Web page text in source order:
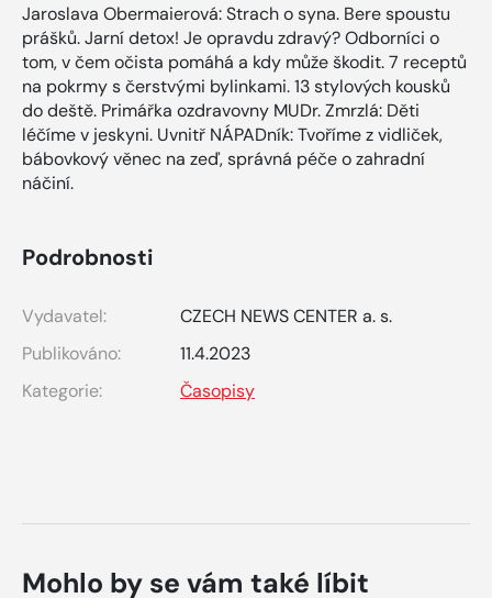
Jaroslava Obermaierová: Strach o syna. Bere spoustu
prášků. Jarní detox! Je opravdu zdravý? Odborníci o
tom, v čem očista pomáhá a kdy může škodit. 7 receptů
na pokrmy s čerstvými bylinkami. 13 stylových kousků
do deště. Primářka ozdravovny MUDr. Zmrzlá: Děti
léčíme v jeskyni. Uvnitř NÁPADník: Tvoříme z vidliček,
bábovkový věnec na zeď, správná péče o zahradní
náčiní.
Podrobnosti
Vydavatel:
CZECH NEWS CENTER a. s.
Publikováno:
11.4.2023
Kategorie:
Časopisy
Mohlo by se vám také líbit